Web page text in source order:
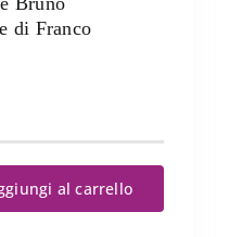
di Franco
al carrello